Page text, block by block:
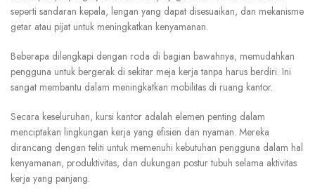
seperti sandaran kepala, lengan yang dapat disesuaikan, dan mekanisme
getar atau pijat untuk meningkatkan kenyamanan.
Beberapa dilengkapi dengan roda di bagian bawahnya, memudahkan
pengguna untuk bergerak di sekitar meja kerja tanpa harus berdiri. Ini
sangat membantu dalam meningkatkan mobilitas di ruang kantor.
Secara keseluruhan, kursi kantor adalah elemen penting dalam
menciptakan lingkungan kerja yang efisien dan nyaman. Mereka
dirancang dengan teliti untuk memenuhi kebutuhan pengguna dalam hal
kenyamanan, produktivitas, dan dukungan postur tubuh selama aktivitas
kerja yang panjang.